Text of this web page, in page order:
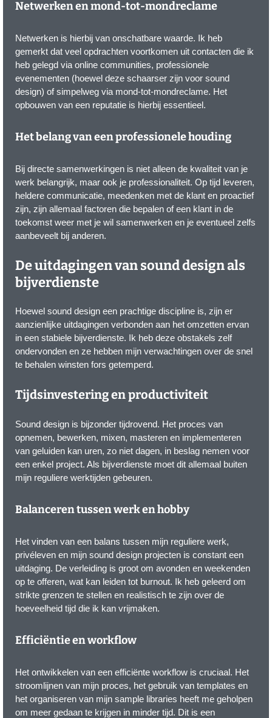
Netwerken en mond-tot-mondreclame
Netwerken is hierbij van onschatbare waarde. Ik heb
gemerkt dat veel opdrachten voortkomen uit contacten die ik
heb gelegd via online communities, professionele
evenementen (hoewel deze schaarser zijn voor sound
design) of simpelweg via mond-tot-mondreclame. Het
opbouwen van een reputatie is hierbij essentieel.
Het belang van een professionele houding
Bij directe samenwerkingen is niet alleen de kwaliteit van je
werk belangrijk, maar ook je professionaliteit. Op tijd leveren,
heldere communicatie, meedenken met de klant en proactief
zijn, zijn allemaal factoren die bepalen of een klant in de
toekomst weer met je wil samenwerken en je eventueel zelfs
aanbeveelt bij anderen.
De uitdagingen van sound design als
bijverdienste
Hoewel sound design een prachtige discipline is, zijn er
aanzienlijke uitdagingen verbonden aan het omzetten ervan
in een stabiele bijverdienste. Ik heb deze obstakels zelf
ondervonden en ze hebben mijn verwachtingen over de snel
te behalen winsten fors getemperd.
Tijdsinvestering en productiviteit
Sound design is bijzonder tijdrovend. Het proces van
opnemen, bewerken, mixen, masteren en implementeren
van geluiden kan uren, zo niet dagen, in beslag nemen voor
een enkel project. Als bijverdienste moet dit allemaal buiten
mijn reguliere werktijden gebeuren.
Balanceren tussen werk en hobby
Het vinden van een balans tussen mijn reguliere werk,
privéleven en mijn sound design projecten is constant een
uitdaging. De verleiding is groot om avonden en weekenden
op te offeren, wat kan leiden tot burnout. Ik heb geleerd om
strikte grenzen te stellen en realistisch te zijn over de
hoeveelheid tijd die ik kan vrijmaken.
Efficiëntie en workflow
Het ontwikkelen van een efficiënte workflow is cruciaal. Het
stroomlijnen van mijn proces, het gebruik van templates en
het organiseren van mijn sample libraries heeft me geholpen
om meer gedaan te krijgen in minder tijd. Dit is een